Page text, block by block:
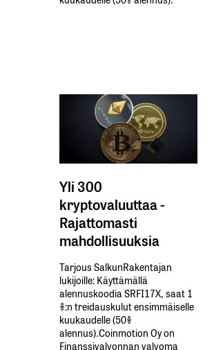
Yli 300
kryptovaluuttaa -
Rajattomasti
mahdollisuuksia
Tarjous SalkunRakentajan
lukijoille: Käyttämällä​ ​
alennuskoodia​ ​SRFI17X,​ ​saat​ ​1
%:n treidauskulut​ ​ensimmäiselle​ ​
kuukaudelle​ ​(50%​ ​
alennus).Coinmotion Oy on
Finanssivalvonnan valvoma